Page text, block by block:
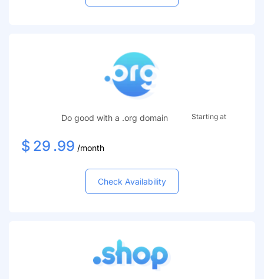
Do good with a .org domain Starting at
$ 29 .99 /month
Check Availability